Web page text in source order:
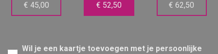
€ 45,00
€ 52,50
€ 62,50
Wil je een kaartje toevoegen met je persoonlijke